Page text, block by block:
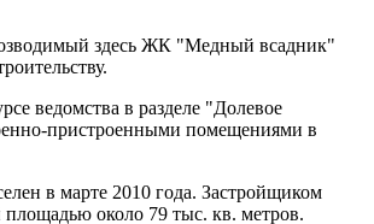
здесь ЖК "Медный всадник"
ведомства в разделе "Долевое
пристроенными помещениями в
в марте 2010 года. Застройщиком
около 79 тыс. кв. метров.